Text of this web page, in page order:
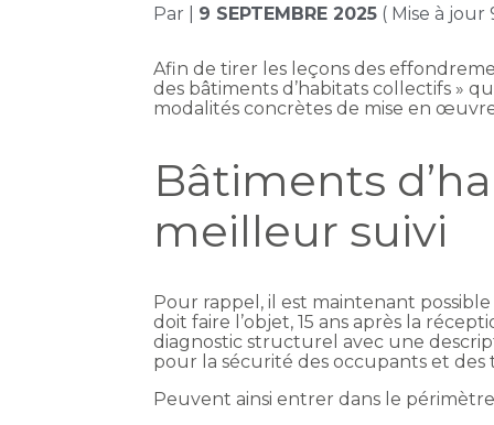
Par 9 SEPTEMBRE 2025 ( Mise à
Afin de tirer les leçons des
des bâtiments d’habitats collectifs »
modalités concrètes de mise en
Bâtiments
meilleur suivi
Pour rappel, il est maintenant
doit faire l’objet, 15 ans après la
diagnostic structurel avec une
pour la sécurité des occupants et des
Peuvent ainsi entrer dans le